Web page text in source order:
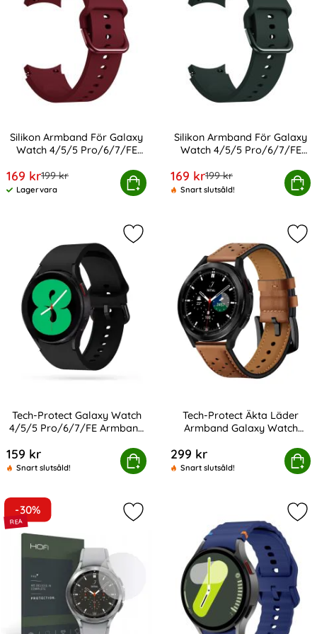
Silikon Armband För Galaxy
Watch 4/5/5 Pro/6/7/FE
rea pris
169 krtidigare pris
199 kr
Tillgänglighet:
Lagervara
Köp
Armband För Galaxy Watch 4/5/5 Pro/6/7/FE Vinröd
Silikon Armband För Galaxy
Watch 4/5/5 Pro/6/7/FE
rea pris
169 krtidigare pris
199 kr
Snart slutsåld!
Köp
Silikon Armband För Galaxy
Tech-Protect Galaxy Watch
4/5/5 Pro/6/7/FE Armband
159 kr
Snart slutsåld!
Köp
Galaxy Watch 4/5/5 Pro/6/7/FE Armband Iconband
Markera tech-Protect Galaxy
Tech-Protect Äkta Läder
Armband Galaxy Watch
299 kr
Snart slutsåld!
Köp
Tech-Protect Äkta Läder Armband
-30%
Markera hOFI Galaxy Watch 4